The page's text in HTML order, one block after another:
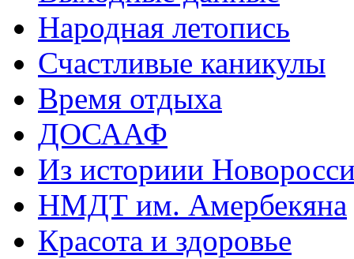
Народная летопись
Счастливые каникулы
Время отдыха
ДОСААФ
Из историии
НМДТ им. Амербекяна
Красота и здоровье